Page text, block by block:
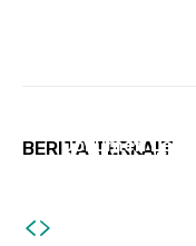
BERITA TERKAIT
Dokumen
Antisipasi